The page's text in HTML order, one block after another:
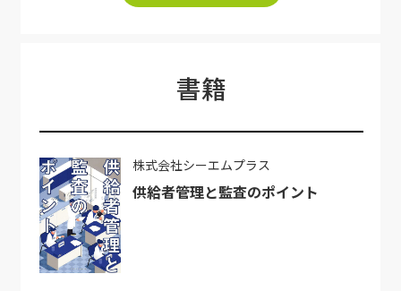
書籍
株式会社シーエムプラス
供給者管理と監査のポイント